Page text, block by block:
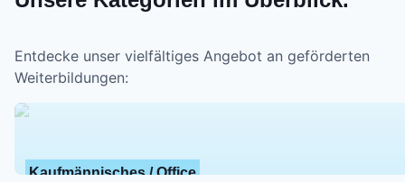
Entdecke unser vielfältiges Angebot an geförderten
Weiterbildungen:
Kaufmännisches / Office